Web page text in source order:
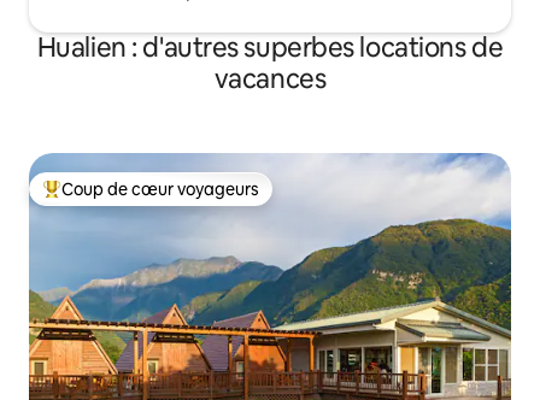
Hualien : d'autres superbes locations de
vacances
Coups de cœur voyageurs les plus appréciés
Coup de cœur voyageurs